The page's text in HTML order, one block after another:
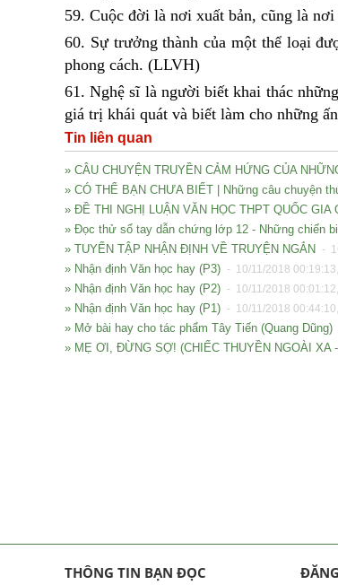
59. Cuộc đời là nơi xuất bản, cũng là
60. Sự trưởng thành của một thể loại
phong cách. (LLVH)
61. Nghệ sĩ là người biết khai thác
giá trị khái quát và biết làm cho những
Tin liên quan
» CÂU CHUYỆN TRUYỀN CẢM HỨNG CỦA
» CÓ THỂ BẠN CHƯA BIẾT | Những câu chuyện
» ĐỀ THI NGHỊ LUẬN VĂN HỌC THPT QUỐC GIA
» Đọc thử sổ tay dẫn chứng lớp 12 - Những chiến
» TUYỂN TẬP NHẬN ĐỊNH VỀ TRUYỆN NGẮN -
» Nhận định Văn học hay (P3) - 10/11/2018
» Nhận định Văn học hay (P2) - 10/11/2018
» Nhận định Văn học hay (P1) - 10/11/2018
» Mở bài hay cho tác phẩm Tây Tiến (Quang Dũng)
» MẸ ƠI, ĐỪNG SỢ! (CHIẾC THUYỀN NGOÀI XA
THÔNG TIN BẠN ĐỌC